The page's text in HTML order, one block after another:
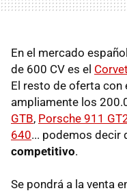
En el mercado
de 600 CV es el
El resto de oferta con
ampliamente los
GTB, Porsche 911
640... podemos decir
competitivo.
Se pondrá a la venta